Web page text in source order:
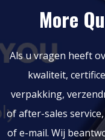
More
Als u vragen heeft
kwaliteit,
verpakking,
of after-sales
of e-mail. Wij